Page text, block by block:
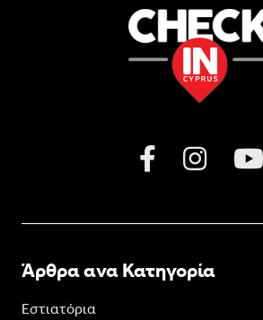
Άρθρα ανα Κατηγορία
Εστιατόρια